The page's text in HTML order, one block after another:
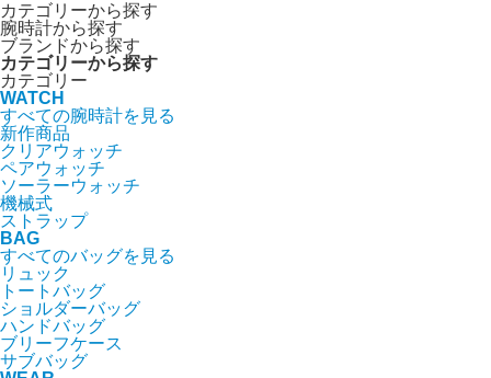
カテゴリーから探す
腕時計から探す
ブランドから探す
カテゴリーから探す
カテゴリー
WATCH
すべての腕時計を見る
新作商品
クリアウォッチ
ペアウォッチ
ソーラーウォッチ
機械式
ストラップ
BAG
すべてのバッグを見る
リュック
トートバッグ
ショルダーバッグ
ハンドバッグ
ブリーフケース
サブバッグ